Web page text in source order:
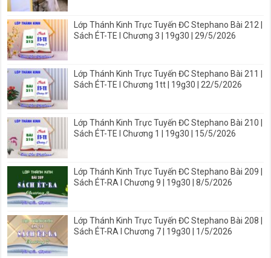
Lớp Thánh Kinh Trực Tuyến ĐC Stephano Bài 212 |
Sách ÉT-TE I Chương 3 | 19g30 | 29/5/2026
Lớp Thánh Kinh Trực Tuyến ĐC Stephano Bài 211 |
Sách ÉT-TE I Chương 1tt | 19g30 | 22/5/2026
Lớp Thánh Kinh Trực Tuyến ĐC Stephano Bài 210 |
Sách ÉT-TE I Chương 1 | 19g30 | 15/5/2026
Lớp Thánh Kinh Trực Tuyến ĐC Stephano Bài 209 |
Sách ÉT-RA I Chương 9 | 19g30 | 8/5/2026
Lớp Thánh Kinh Trực Tuyến ĐC Stephano Bài 208 |
Sách ÉT-RA I Chương 7 | 19g30 | 1/5/2026